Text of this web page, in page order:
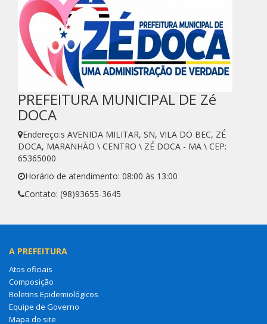
PREFEITURA MUNICIPAL DE Zé
DOCA
Endereço:s AVENIDA MILITAR, SN, VILA DO BEC, ZÉ
DOCA, MARANHÃO \ CENTRO \ ZÉ DOCA - MA \ CEP:
65365000
Horário de atendimento: 08:00 às 13:00
Contato: (98)93655-3645
A PREFEITURA
Atos oficiais
Composição
Boletins Epidemiológicos
Equipe de Governo
Mapa do site